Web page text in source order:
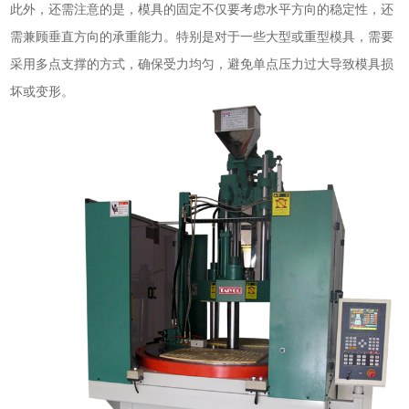
此外，还需注意的是，模具的固定不仅要考虑水平方向的稳定性，还
需兼顾垂直方向的承重能力。特别是对于一些大型或重型模具，需要
采用多点支撑的方式，确保受力均匀，避免单点压力过大导致模具损
坏或变形。